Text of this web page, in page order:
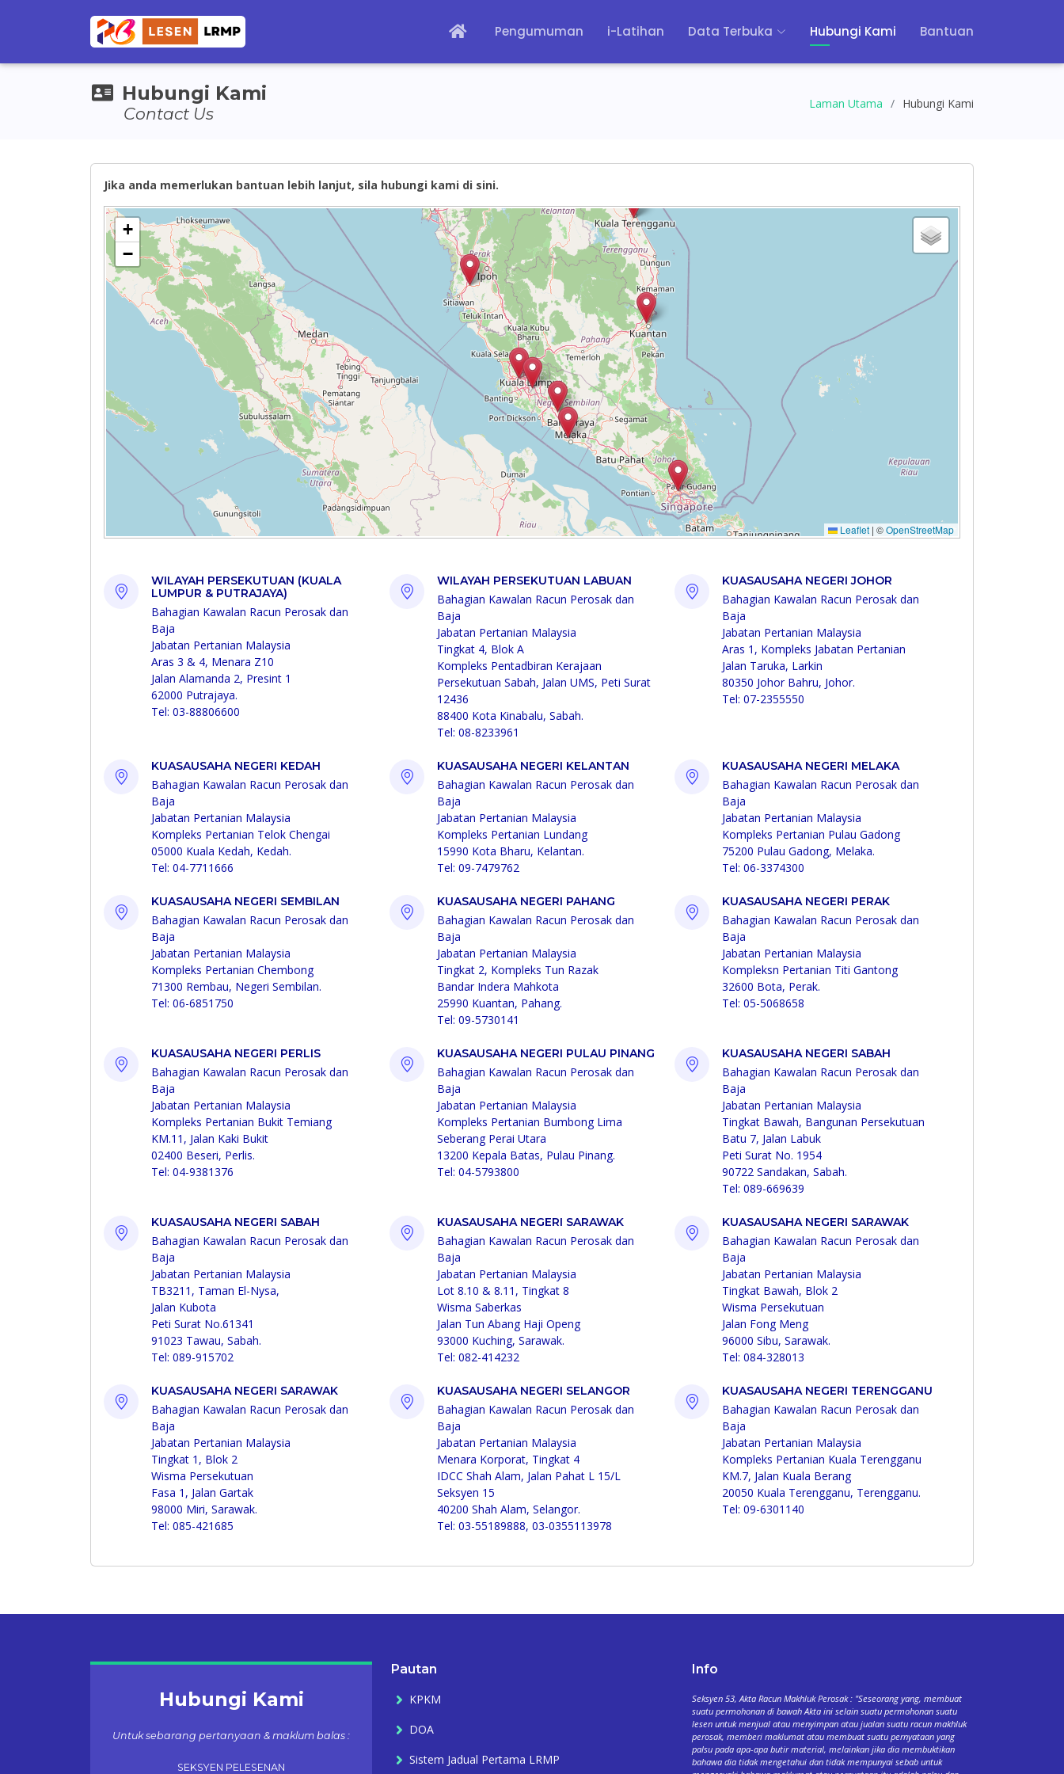
Pengumuman i-Latihan Data Terbuka Hubungi Kami Bantuan
Hubungi Kami
Contact Us
Laman Utama Hubungi Kami
Jika anda memerlukan bantuan lebih lanjut, sila hubungi kami di sini.
WILAYAH PERSEKUTUAN (KUALA
LUMPUR & PUTRAJAYA)
Bahagian Kawalan Racun Perosak dan
Baja
Jabatan Pertanian Malaysia
Aras 3 & 4, Menara Z10
Jalan Alamanda 2, Presint 1
62000 Putrajaya.
Tel: 03-88806600
WILAYAH PERSEKUTUAN LABUAN
Bahagian Kawalan Racun Perosak dan
Baja
Jabatan Pertanian Malaysia
Tingkat 4, Blok A
Kompleks Pentadbiran Kerajaan
Persekutuan Sabah, Jalan UMS, Peti Surat
12436
88400 Kota Kinabalu, Sabah.
Tel: 08-8233961
KUASAUSAHA NEGERI JOHOR
Bahagian Kawalan Racun Perosak dan
Baja
Jabatan Pertanian Malaysia
Aras 1, Kompleks Jabatan Pertanian
Jalan Taruka, Larkin
80350 Johor Bahru, Johor.
Tel: 07-2355550
KUASAUSAHA NEGERI KEDAH
Bahagian Kawalan Racun Perosak dan
Baja
Jabatan Pertanian Malaysia
Kompleks Pertanian Telok Chengai
05000 Kuala Kedah, Kedah.
Tel: 04-7711666
KUASAUSAHA NEGERI KELANTAN
Bahagian Kawalan Racun Perosak dan
Baja
Jabatan Pertanian Malaysia
Kompleks Pertanian Lundang
15990 Kota Bharu, Kelantan.
Tel: 09-7479762
KUASAUSAHA NEGERI MELAKA
Bahagian Kawalan Racun Perosak dan
Baja
Jabatan Pertanian Malaysia
Kompleks Pertanian Pulau Gadong
75200 Pulau Gadong, Melaka.
Tel: 06-3374300
KUASAUSAHA NEGERI SEMBILAN
Bahagian Kawalan Racun Perosak dan
Baja
Jabatan Pertanian Malaysia
Kompleks Pertanian Chembong
71300 Rembau, Negeri Sembilan.
Tel: 06-6851750
KUASAUSAHA NEGERI PAHANG
Bahagian Kawalan Racun Perosak dan
Baja
Jabatan Pertanian Malaysia
Tingkat 2, Kompleks Tun Razak
Bandar Indera Mahkota
25990 Kuantan, Pahang.
Tel: 09-5730141
KUASAUSAHA NEGERI PERAK
Bahagian Kawalan Racun Perosak dan
Baja
Jabatan Pertanian Malaysia
Kompleksn Pertanian Titi Gantong
32600 Bota, Perak.
Tel: 05-5068658
KUASAUSAHA NEGERI PERLIS
Bahagian Kawalan Racun Perosak dan
Baja
Jabatan Pertanian Malaysia
Kompleks Pertanian Bukit Temiang
KM.11, Jalan Kaki Bukit
02400 Beseri, Perlis.
Tel: 04-9381376
KUASAUSAHA NEGERI PULAU PINANG
Bahagian Kawalan Racun Perosak dan
Baja
Jabatan Pertanian Malaysia
Kompleks Pertanian Bumbong Lima
Seberang Perai Utara
13200 Kepala Batas, Pulau Pinang.
Tel: 04-5793800
KUASAUSAHA NEGERI SABAH
Bahagian Kawalan Racun Perosak dan
Baja
Jabatan Pertanian Malaysia
Tingkat Bawah, Bangunan Persekutuan
Batu 7, Jalan Labuk
Peti Surat No. 1954
90722 Sandakan, Sabah.
Tel: 089-669639
KUASAUSAHA NEGERI SABAH
Bahagian Kawalan Racun Perosak dan
Baja
Jabatan Pertanian Malaysia
TB3211, Taman El-Nysa,
Jalan Kubota
Peti Surat No.61341
91023 Tawau, Sabah.
Tel: 089-915702
KUASAUSAHA NEGERI SARAWAK
Bahagian Kawalan Racun Perosak dan
Baja
Jabatan Pertanian Malaysia
Lot 8.10 & 8.11, Tingkat 8
Wisma Saberkas
Jalan Tun Abang Haji Openg
93000 Kuching, Sarawak.
Tel: 082-414232
KUASAUSAHA NEGERI SARAWAK
Bahagian Kawalan Racun Perosak dan
Baja
Jabatan Pertanian Malaysia
Tingkat Bawah, Blok 2
Wisma Persekutuan
Jalan Fong Meng
96000 Sibu, Sarawak.
Tel: 084-328013
KUASAUSAHA NEGERI SARAWAK
Bahagian Kawalan Racun Perosak dan
Baja
Jabatan Pertanian Malaysia
Tingkat 1, Blok 2
Wisma Persekutuan
Fasa 1, Jalan Gartak
98000 Miri, Sarawak.
Tel: 085-421685
KUASAUSAHA NEGERI SELANGOR
Bahagian Kawalan Racun Perosak dan
Baja
Jabatan Pertanian Malaysia
Menara Korporat, Tingkat 4
IDCC Shah Alam, Jalan Pahat L 15/L
Seksyen 15
40200 Shah Alam, Selangor.
Tel: 03-55189888, 03-0355113978
KUASAUSAHA NEGERI TERENGGANU
Bahagian Kawalan Racun Perosak dan
Baja
Jabatan Pertanian Malaysia
Kompleks Pertanian Kuala Terengganu
KM.7, Jalan Kuala Berang
20050 Kuala Terengganu, Terengganu.
Tel: 09-6301140
Hubungi Kami
Untuk sebarang pertanyaan & maklum balas :
SEKSYEN PELESENAN
Pautan
KPKM
DOA
Sistem Jadual Pertama LRMP
Info
Seksyen 53, Akta Racun Makhluk Perosak : "Seseorang yang, membuat
suatu permohonan di bawah Akta ini selain suatu permohonan suatu
lesen untuk menjual atau menyimpan atau jualan suatu racun makhluk
perosak, memberi maklumat atau membuat suatu pernyataan yang
palsu pada apa-apa butir material, melainkan jika dia membuktikan
bahawa dia tidak mengetahui dan tidak mempunyai sebab untuk